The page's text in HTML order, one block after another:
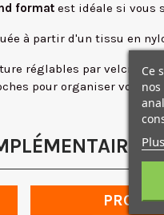
format est idéale si vous
à partir d'un tissu en
réglables par velcro à
pour organiser vos
PROMO
Ce